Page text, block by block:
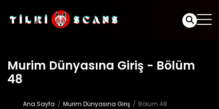
Murim Dünyasına Giriş - Bölüm
48
Ana Sayfa Murim Dünyasına Giriş Bölüm 48